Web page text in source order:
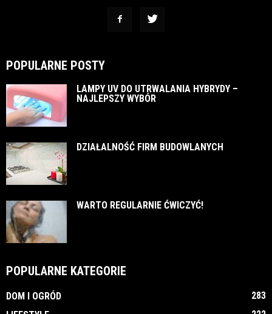
POPULARNE POSTY
LAMPY UV DO UTRWALANIA HYBRYDY –
NAJLEPSZY WYBÓR
DZIAŁALNOŚĆ FIRM BUDOWLANYCH
WARTO REGULARNIE ĆWICZYĆ!
POPULARNE KATEGORIE
DOM I OGRÓD
283